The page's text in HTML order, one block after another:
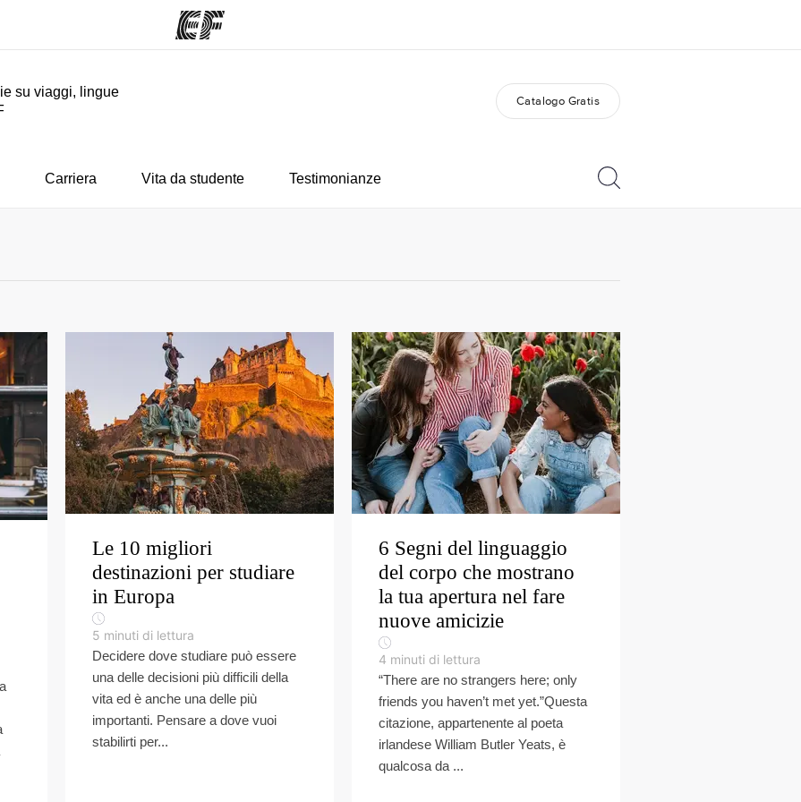
Carriera
su viaggi, lingue
Catalogo Gratis
Carriera Vita da studente Testimonianze
Le 10 migliori
destinazioni per studiare
in Europa
5 minuti di lettura
Decidere dove studiare può essere
una delle decisioni più difficili della
vita ed è anche una delle più
importanti. Pensare a dove vuoi
stabilirti per...
6 Segni del linguaggio
del corpo che mostrano
la tua apertura nel fare
nuove amicizie
4 minuti di lettura
“There are no strangers here; only
friends you haven’t met yet.”Questa
citazione, appartenente al poeta
irlandese William Butler Yeats, è
qualcosa da ...